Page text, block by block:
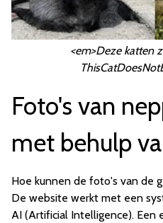
<em>Deze katten
Foto's van
met behulp
Hoe kunnen de foto's van de
De website werkt met een
AI (Artificial Intelligence). Een